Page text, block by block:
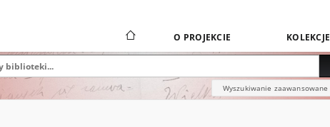
O PROJEKCIE KOLEKCJE
Wyszukiwanie zaawansowane